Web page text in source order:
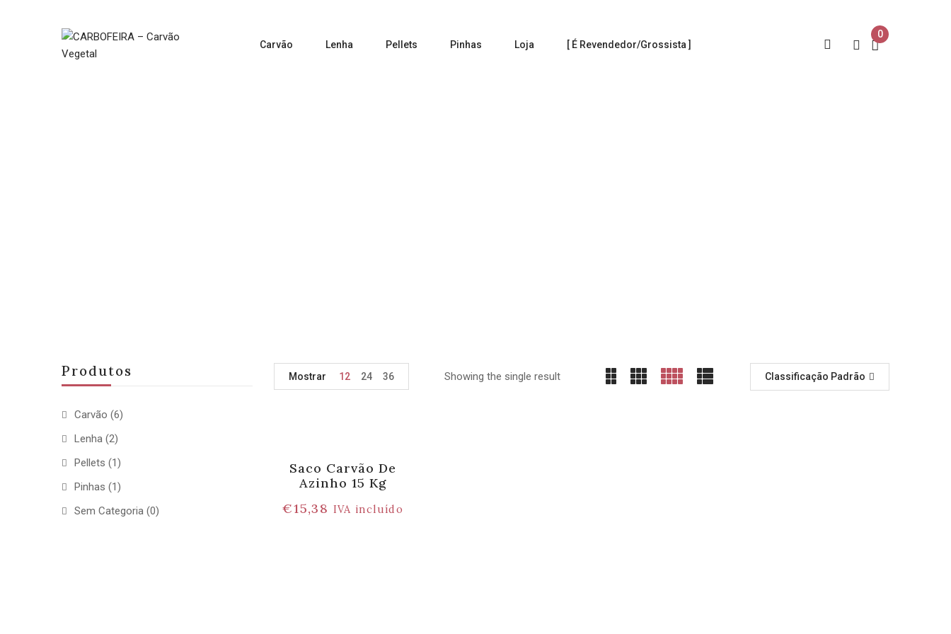
Carvão Lenha Pellets Pinhas Loja [ É Revendedor/Grossista ]
0
Produtos
Carvão (6)
Lenha (2)
Pellets (1)
Pinhas (1)
Sem Categoria (0)
Showing the single result Classificação Padrão
Mostrar 12 24 36
Saco Carvão De
Azinho 15 Kg
€15,38 IVA incluído